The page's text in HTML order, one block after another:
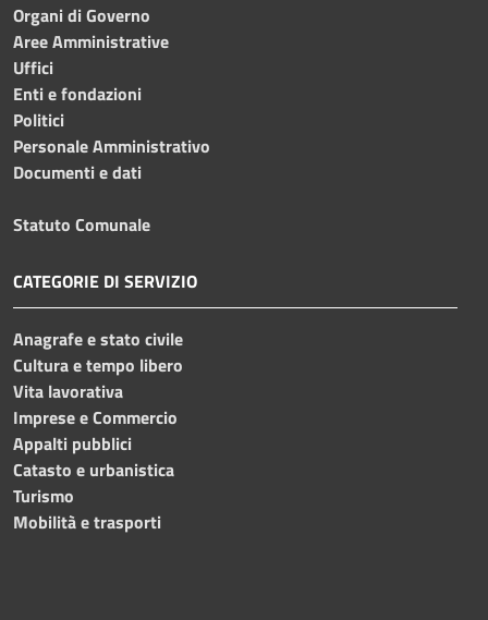
Organi di Governo
Aree Amministrative
Uffici
Enti e fondazioni
Politici
Personale Amministrativo
Documenti e dati
Statuto Comunale
CATEGORIE DI SERVIZIO
Anagrafe e stato civile
Cultura e tempo libero
Vita lavorativa
Imprese e Commercio
Appalti pubblici
Catasto e urbanistica
Turismo
Mobilità e trasporti